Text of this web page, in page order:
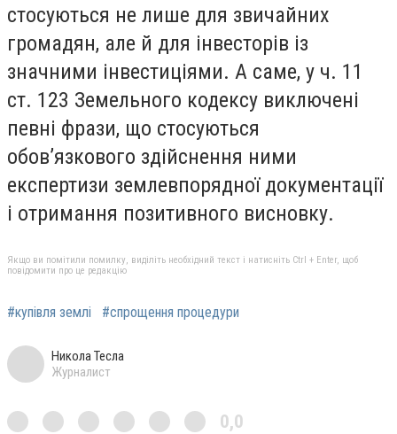
стосуються не лише для звичайних
громадян, але й для інвесторів із
значними інвестиціями. А саме, у ч. 11
ст. 123 Земельного кодексу виключені
певні фрази, що стосуються
обов’язкового здійснення ними
експертизи землевпорядної документації
і отримання позитивного висновку.
Якщо ви помітили помилку, виділіть необхідний текст і натисніть Ctrl + Enter, щоб
повідомити про це редакцію
#купівля землі #спрощення процедури
Никола Тесла
Журналист
0,0